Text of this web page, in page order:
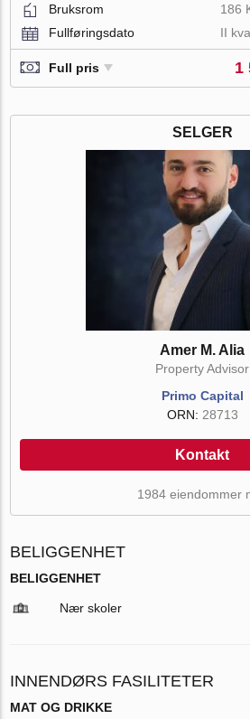
Bruksrom
186
Fullføringsdato
II
Full pris 1
SELGER
Amer M. Alia
Property Advisor
Primo Capital
ORN: 28713
Kontakt
1984 eiendommer
BELIGGENHET
BELIGGENHET
Nær skoler
INNENDØRS FASILITETER
MAT OG DRIKKE